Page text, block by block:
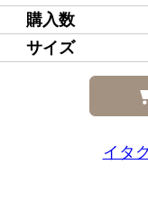
購入数
サイズ
イタ